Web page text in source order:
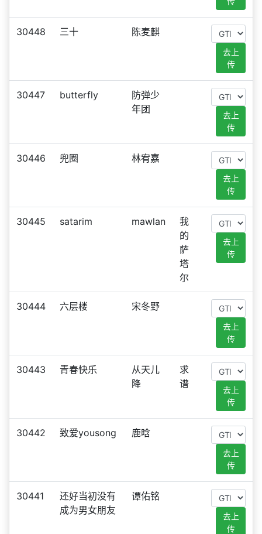
30448 三十 陈麦麒
去上
传
30447 butterfly
防弹少
年团
去上
传
30446 兜圈 林宥嘉
去上
传
30445 satarim mawlan
我
的
萨
塔
尔
去上
传
30444 六层楼 宋冬野
去上
传
30443 青春快乐
从天儿
降
求
谱
去上
传
30442 致爱yousong 鹿晗
去上
传
30441
还好当初没有
成为男女朋友
谭佑铭
去上
传